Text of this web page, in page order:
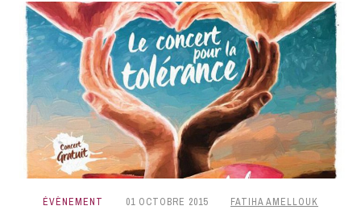
ÉVÈNEMENT 01 OCTOBRE 2015 FATIHA AMELLOUK